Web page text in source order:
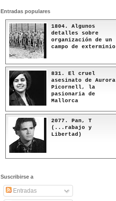
Entradas populares
1804. Algunos
detalles sobre
organización de un
campo de exterminio
831. El cruel
asesinato de Aurora
Picornell, la
pasionaria de
Mallorca
2077. Pan, T
(...rabajo y
Libertad)
Suscribirse a
Entradas